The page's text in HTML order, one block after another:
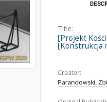
Title:
[Projekt
[Konstrukcja
Creator:
Parandowski,